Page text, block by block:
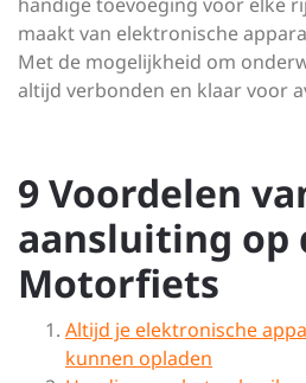
maakt van elektronische
Met de mogelijkheid om
altijd verbonden en klaar voor
9 Voordelen
aansluiting op
Motorfiets
Altijd je elektronische
kunnen opladen